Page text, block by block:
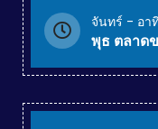
จันทร์ - อา
พุธ ตลาด